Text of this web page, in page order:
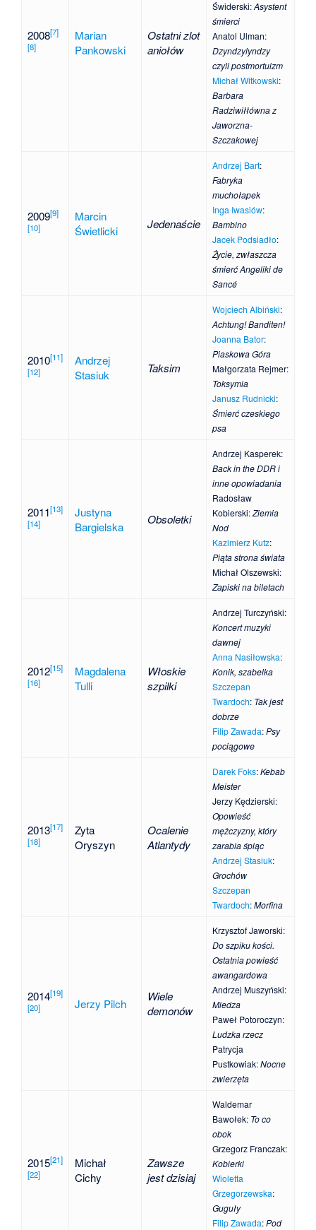
2008[7]
[8]
Marian
Pankowski
Ostatni zlot
aniołów
Świderski:Asystent
śmierci
Anatol Ulman:
Dzyndzylyndzy
czyli postmortuizm
Michał Witkowski:
Barbara
Radziwiłłówna z
Jaworzna-
Szczakowej
2009[9]
[10]
Marcin
Świetlicki
Jedenaście
Andrzej Bart:
Fabryka
muchołapek
Inga Iwasiów:
Bambino
Jacek Podsiadło:
Życie, zwłaszcza
śmierć Angeliki de
Sancé
2010[11]
[12]
Andrzej
Stasiuk
Taksim
Wojciech Albiński:
Achtung! Banditen!
Joanna Bator:
Piaskowa Góra
Małgorzata Rejmer:
Toksymia
Janusz Rudnicki:
Śmierć czeskiego
psa
2011[13]
[14]
Justyna
Bargielska
Obsoletki
Andrzej Kasperek:
Back in the DDR i
inne opowiadania
Radosław
Kobierski:Ziemia
Nod
Kazimierz Kutz:
Piąta strona świata
Michał Olszewski:
Zapiski na biletach
2012[15]
[16]
Magdalena
Tulli
Włoskie
szpilki
Andrzej Turczyński:
Koncert muzyki
dawnej
Anna Nasiłowska:
Konik, szabelka
Szczepan
Twardoch: Tak jest
dobrze
Filip Zawada:Psy
pociągowe
2013[17]
[18]
Zyta
Oryszyn
Ocalenie
Atlantydy
Darek Foks:Kebab
Meister
Jerzy Kędzierski:
Opowieść
mężczyzny, który
zarabia śpiąc
Andrzej Stasiuk:
Grochów
Szczepan
Twardoch:Morfina
2014[19]
[20] Jerzy Pilch
Wiele
demonów
Krzysztof Jaworski:
Do szpiku kości.
Ostatnia powieść
awangardowa
Andrzej Muszyński:
Miedza
Paweł Potoroczyn:
Ludzka rzecz
Patrycja
Pustkowiak:Nocne
zwierzęta
2015[21]
[22]
Michał
Cichy
Zawsze
jest dzisiaj
Waldemar
Bawołek: To co
obok
Grzegorz Franczak:
Kobierki
Wioletta
Grzegorzewska:
Guguły
Filip Zawada:Pod